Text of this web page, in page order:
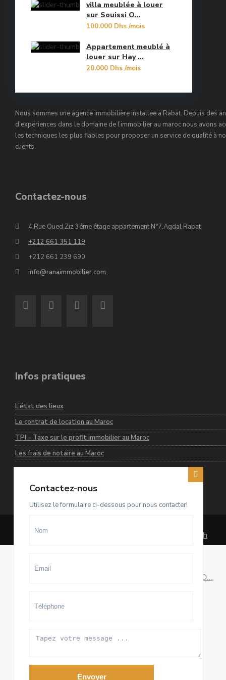
Orangers
Souissi
Yacoub El Mansour
villa meublée à louer
sur Souissi O...
100.000 Dhs/mois
Appartement meublé à
louer sur Hay ...
20.000 Dhs/mois
Nous sommes une agence immobilière installée à Rabat. Depuis des
d’expériences dans le domaine de l’immobilier au maroc nous avons
les techniques les plus fiables pour proposer un service de qualité à
clients.
Contactez-nous
4,Rue Oued Ziz 3éme étage appartement N°7,Agdal Rabat
+212 661 351 119
+212 661 239 690
info@ranaimmobilier.com
Infos pratiques
L’état des lieux
Le contrat de location au Maroc
TPI – Taxe sur le profit immobilier au Maroc
Les frais de notaire au Maroc
Dernières annonces
Terrain D4 à vendre sur El Menzeh
villa meublée à louer sur Souissi O...
20.000 Dhs /mois
Contactez-nous
Utilisez le formulaire ci-dessous pour nous contacter!
Envoyer